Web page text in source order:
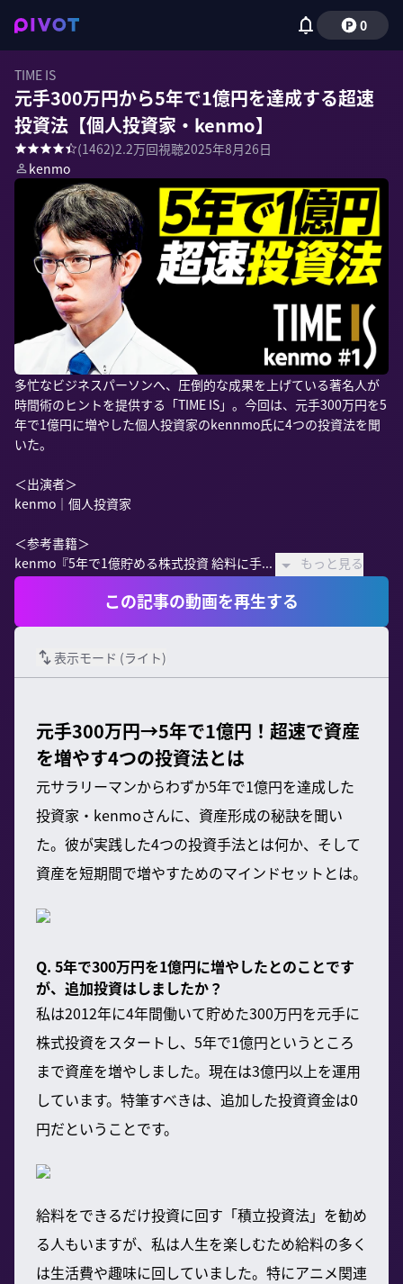
0
TIME IS
元手300万円から5年で1億円を達成する超速
投資法【個人投資家・kenmo】
(1462)2.2万回視聴2025年8月26日
kenmo
多忙なビジネスパーソンへ、圧倒的な成果を上げている著名人が
時間術のヒントを提供する「TIME IS」。今回は、元手300万円を5
年で1億円に増やした個人投資家のkennmo氏に4つの投資法を聞
いた。
＜出演者＞
kenmo｜個人投資家
＜参考書籍＞
kenmo『5年で1億貯める株式投資 給料に手...
もっと見る
この記事の動画を再生する
表示モード (ライト)
元手300万円→5年で1億円！超速で資産
を増やす4つの投資法とは
元サラリーマンからわずか5年で1億円を達成した
投資家・kenmoさんに、資産形成の秘訣を聞い
た。彼が実践した4つの投資手法とは何か、そして
資産を短期間で増やすためのマインドセットとは。
Q. 5年で300万円を1億円に増やしたとのことです
が、追加投資はしましたか？
私は2012年に4年間働いて貯めた300万円を元手に
株式投資をスタートし、5年で1億円というところ
まで資産を増やしました。現在は3億円以上を運用
しています。特筆すべきは、追加した投資資金は0
円だということです。
給料をできるだけ投資に回す「積立投資法」を勧め
る人もいますが、私は人生を楽しむため給料の多く
は生活費や趣味に回していました。特にアニメ関連